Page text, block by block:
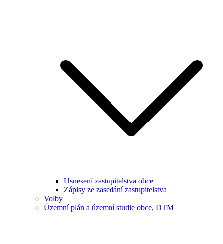
Usnesení zastupitelstva obce
Zápisy ze zasedání zastupitelstva
Volby
Územní plán a územní studie obce, DTM